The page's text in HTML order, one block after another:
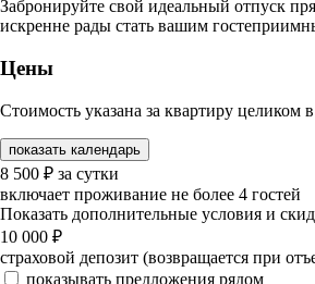
Забронируйте свой идеальный отпуск
искренне рады стать вашим
Цены
Стоимость указана за квартиру целиком
показать календарь
8 500 ₽ за сутки
включает проживание не более 4 гостей
Показать дополнительные условия и
10 000 ₽
страховой депозит (возвращается при
показывать предложения рядом